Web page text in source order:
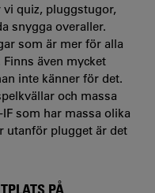
vi quiz, pluggstugor,
snygga overaller.
som är mer för alla
även mycket
inte känner för det.
och massa
som har massa olika
utanför plugget är det
PÅ